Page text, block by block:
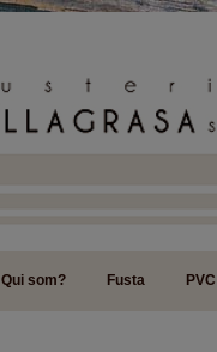
Qui som? Fusta PVC